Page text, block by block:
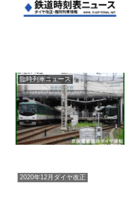
臨時列車ニュース
2020年12月ダイヤ改正